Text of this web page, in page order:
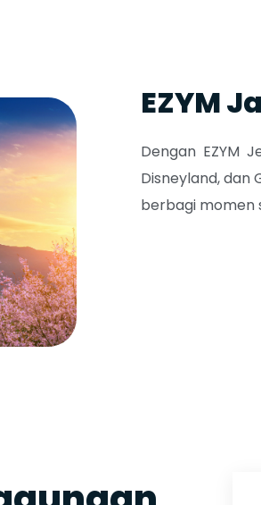
EZYM
Dengan EZYM
Disneyland, dan
berbagi